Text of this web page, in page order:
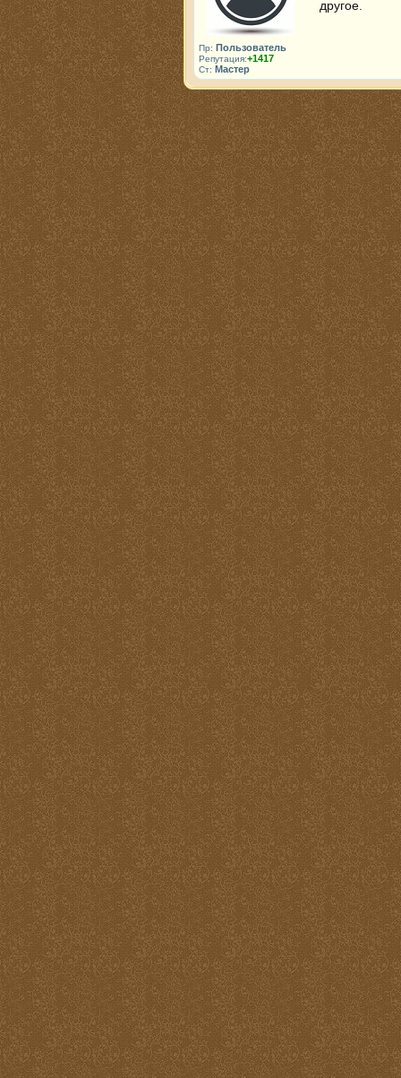
Пр: Пользователь
Репутация:+1417
Ст: Мастер
другое.